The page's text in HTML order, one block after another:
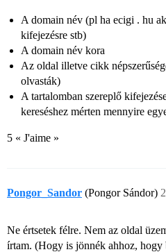
A domain név (pl ha ecigi . hu
kifejezésre stb)
A domain név kora
Az oldal illetve cikk
olvasták)
A tartalomban szereplő
kereséshez mérten mennyire
5 « J'aime »
Pongor_Sandor (Pongor Sándor)
Ne értsetek félre. Nem az oldal
írtam. (Hogy is jönnék ahhoz,